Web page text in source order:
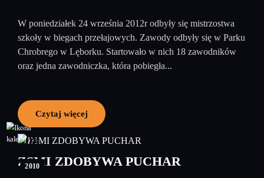
W poniedziałek 24 września 2012r odbyły się mistrzostwa
szkoły w biegach przełajowych. Zawody odbyły się w Parku
Chrobrego w Lęborku. Startowało w nich 18 zawodników
oraz jedna zawodniczka, która pobiegła...
Czytaj więcej
08
2010
ZSMI ZDOBYWA PUCHAR